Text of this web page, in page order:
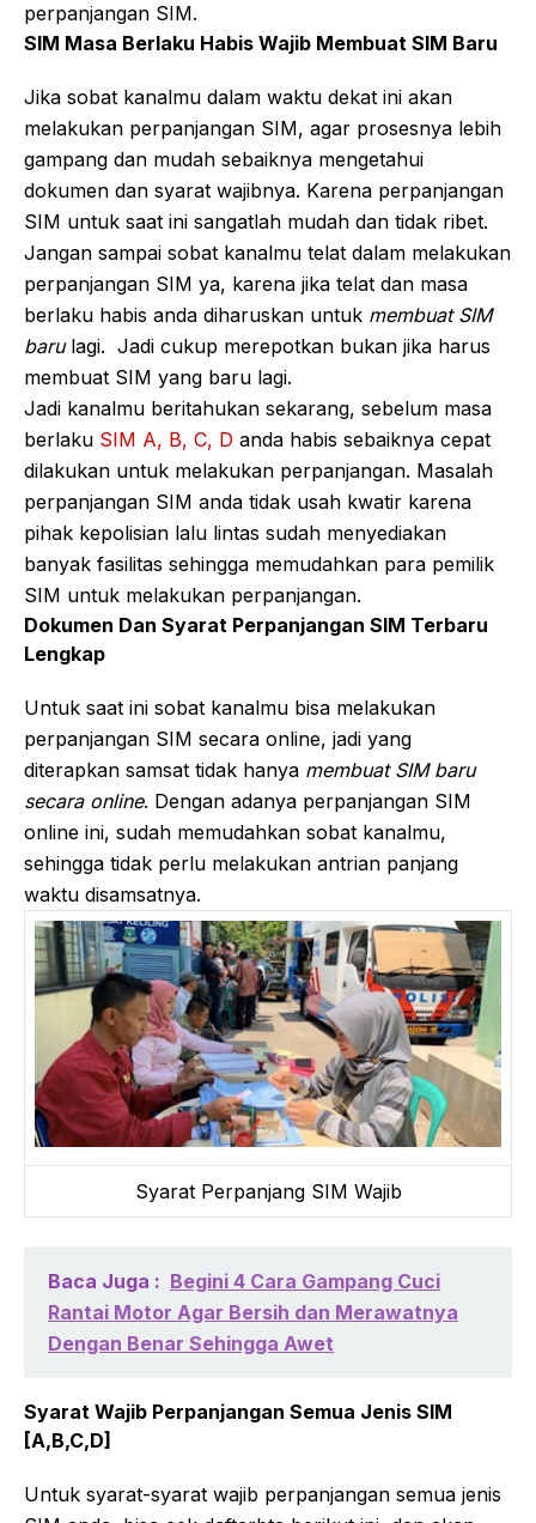
perpanjangan SIM.
SIM Masa Berlaku Habis Wajib Membuat SIM Baru
Jika sobat kanalmu dalam waktu dekat ini akan
melakukan perpanjangan SIM, agar prosesnya lebih
gampang dan mudah sebaiknya mengetahui
dokumen dan syarat wajibnya. Karena perpanjangan
SIM untuk saat ini sangatlah mudah dan tidak ribet.
Jangan sampai sobat kanalmu telat dalam melakukan
perpanjangan SIM ya, karena jika telat dan masa
berlaku habis anda diharuskan untuk membuat SIM
baru lagi. Jadi cukup merepotkan bukan jika harus
membuat SIM yang baru lagi.
Jadi kanalmu beritahukan sekarang, sebelum masa
berlaku SIM A, B, C, D anda habis sebaiknya cepat
dilakukan untuk melakukan perpanjangan. Masalah
perpanjangan SIM anda tidak usah kwatir karena
pihak kepolisian lalu lintas sudah menyediakan
banyak fasilitas sehingga memudahkan para pemilik
SIM untuk melakukan perpanjangan.
Dokumen Dan Syarat Perpanjangan SIM Terbaru
Lengkap
Untuk saat ini sobat kanalmu bisa melakukan
perpanjangan SIM secara online, jadi yang
diterapkan samsat tidak hanya membuat SIM baru
secara online. Dengan adanya perpanjangan SIM
online ini, sudah memudahkan sobat kanalmu,
sehingga tidak perlu melakukan antrian panjang
waktu disamsatnya.
Syarat Perpanjang SIM Wajib
Baca Juga : Begini 4 Cara Gampang Cuci
Rantai Motor Agar Bersih dan Merawatnya
Dengan Benar Sehingga Awet
Syarat Wajib Perpanjangan Semua Jenis SIM
[A,B,C,D]
Untuk syarat-syarat wajib perpanjangan semua jenis